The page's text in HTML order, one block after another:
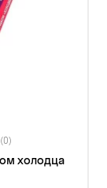
(0)
холодца